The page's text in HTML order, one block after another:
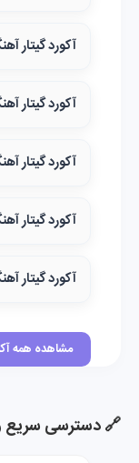
آکورد گیتار
آکورد گیتار
آکورد گیتار
آکورد گیتار
آکورد گیتار
مشاهده همه
🔗 دسترسی سریع